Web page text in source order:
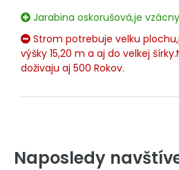
Jarabina oskorušová,je
Strom potrebuje velku
výšky 15,20 m a aj do velkej
doživaju aj 500 Rokov.
Naposledy